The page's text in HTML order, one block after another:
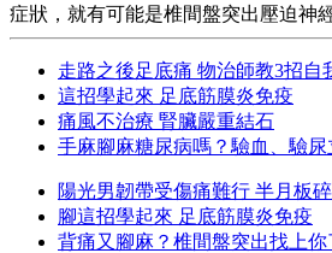
症狀，就有可能是椎間盤突出壓迫神
走路之後足底痛 物治師教3招自
這招學起來 足底筋膜炎免疫
痛風不治療 腎臟嚴重結石
手麻腳麻糖尿病嗎？驗血、驗尿
陽光男韌帶受傷痛難行 半月板
腳這招學起來 足底筋膜炎免疫
背痛又腳麻？椎間盤突出找上你